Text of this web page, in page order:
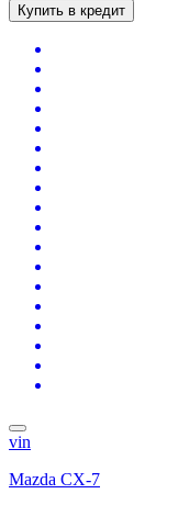
Купить в кредит
vin
Mazda CX-7